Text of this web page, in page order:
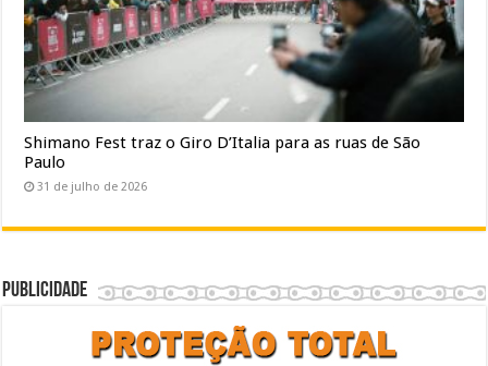
Shimano Fest traz o Giro D’Italia para as ruas de São
Paulo
31 de julho de 2026
Publicidade